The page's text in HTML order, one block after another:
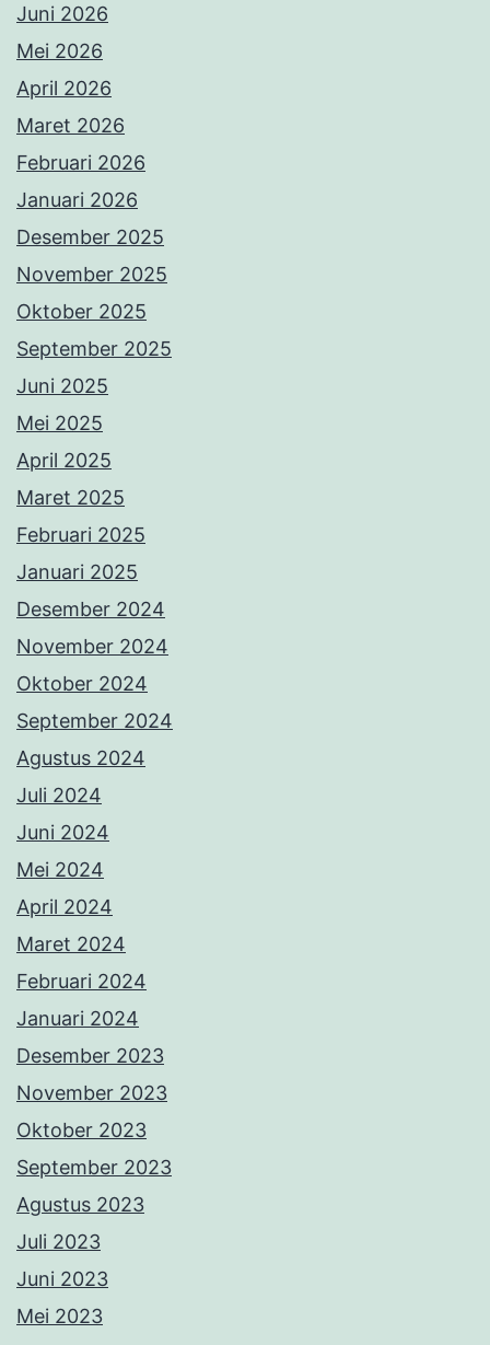
Juni 2026
Mei 2026
April 2026
Maret 2026
Februari 2026
Januari 2026
Desember 2025
November 2025
Oktober 2025
September 2025
Juni 2025
Mei 2025
April 2025
Maret 2025
Februari 2025
Januari 2025
Desember 2024
November 2024
Oktober 2024
September 2024
Agustus 2024
Juli 2024
Juni 2024
Mei 2024
April 2024
Maret 2024
Februari 2024
Januari 2024
Desember 2023
November 2023
Oktober 2023
September 2023
Agustus 2023
Juli 2023
Juni 2023
Mei 2023